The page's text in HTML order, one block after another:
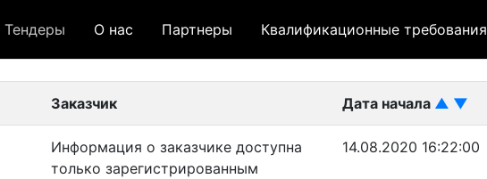
Тендеры О нас Партнеры Квалификационные требования
Заказчик Дата начала ▲ ▼
Информация о заказчике доступна
только зарегистрированным
14.08.2020 16:22:00